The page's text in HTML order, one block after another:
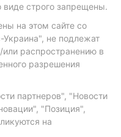
виде строго запрещены.
на этом сайте со
Украина", не подлежат
распространению в
разрешения
партнеров", "Новости
"Позиция",
на